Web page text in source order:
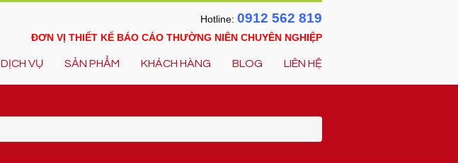
Hotline: 0912 562 819
ĐƠN VỊ THIẾT KẾ BÁO CÁO THƯỜNG NIÊN CHUYÊN NGHIỆP
DỊCH VỤ SẢN PHẨM KHÁCH HÀNG BLOG LIÊN HỆ